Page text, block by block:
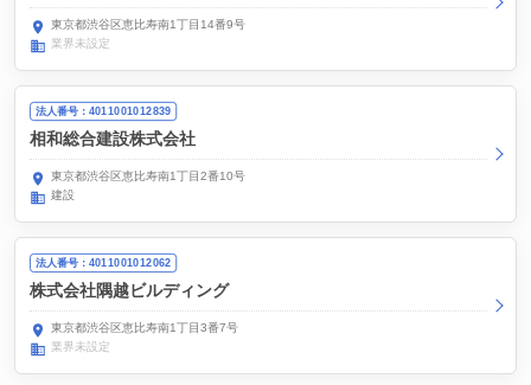
東京都渋谷区恵比寿南1丁目14番9号
業界未設定
法人番号：4011001012839
相和総合建設株式会社
東京都渋谷区恵比寿南1丁目2番10号
建設
法人番号：4011001012062
株式会社隅越ビルディング
東京都渋谷区恵比寿南1丁目3番7号
業界未設定